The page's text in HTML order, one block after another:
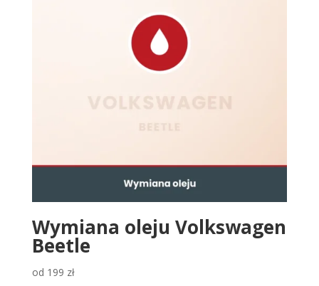
Wymiana oleju Volkswagen
Beetle
od 199 zł